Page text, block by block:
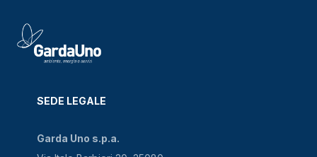
SEDE LEGALE
Garda Uno s.p.a.